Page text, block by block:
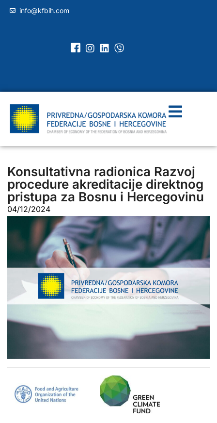
info@kfbih.com
Konsultativna radionica Razvoj
procedure akreditacije direktnog
pristupa za Bosnu i Hercegovinu
04/12/2024